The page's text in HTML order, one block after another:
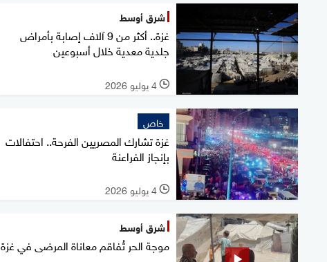
شرق أوسط
غزة.. أكثر من 9 آلاف إصابة بأمراض
جلدية معدية خلال أسبوعين
l 4 يوليو 2026
خاص
غزة تشارك المصريين الفرحة.. احتفالات
بإنجاز الفراعنة
l 4 يوليو 2026
شرق أوسط
موجة الحر تُفاقم معاناة المرضى في غزة